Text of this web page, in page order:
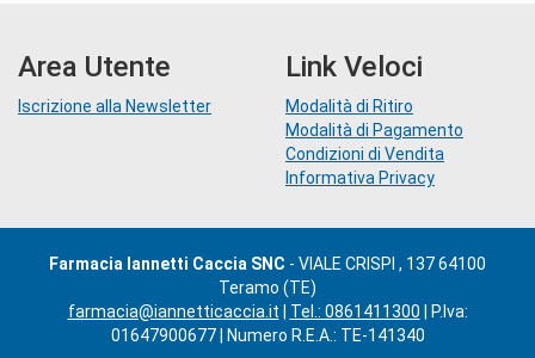
Area Utente
Iscrizione alla Newsletter
Link Veloci
Modalità di Ritiro
Modalità di Pagamento
Condizioni di Vendita
Informativa Privacy
Farmacia Iannetti Caccia SNC - VIALE CRISPI , 137 64100
Teramo (TE)
farmacia@iannetticaccia.it
Tel.: 0861411300 | P.Iva:
01647900677 | Numero R.E.A.: TE-141340